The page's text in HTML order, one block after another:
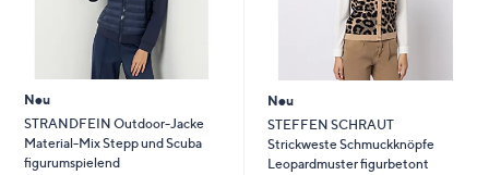
Neu
STRANDFEIN Outdoor-Jacke
Material-Mix Stepp und Scuba
figurumspielend
Neu
STEFFEN SCHRAUT
Strickweste Schmuckknöpfe
Leopardmuster figurbetont